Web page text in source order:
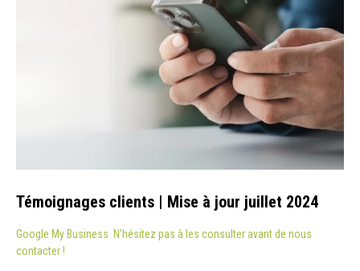
Témoignages clients | Mise à jour juillet 2024
Google My Business N’hésitez pas à les consulter avant de nous
contacter !